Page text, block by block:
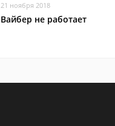
21 ноября 2018
Вайбер не работает